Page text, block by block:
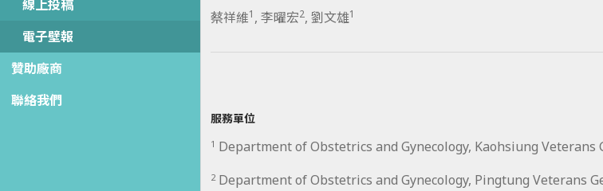
線上投稿
電子壁報
贊助廠商
聯絡我們
蔡祥維1 , 李曜宏2, 劉文雄1
服務單位
1 Department of Obstetrics and Gynecology, Kaohsiung
2Department of Obstetrics and Gynecology, Pingtung Veterans